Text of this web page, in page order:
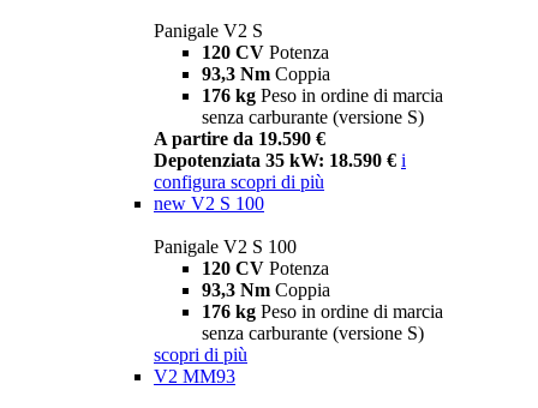
Panigale V2 S
120 CV Potenza
93,3 Nm Coppia
176 kg Peso in ordine di marcia
senza carburante (versione S)
A partire da 19.590 €
Depotenziata 35 kW: 18.590 € i
configura scopri di più
new V2 S 100
Panigale V2 S 100
120 CV Potenza
93,3 Nm Coppia
176 kg Peso in ordine di marcia
senza carburante (versione S)
scopri di più
V2 MM93